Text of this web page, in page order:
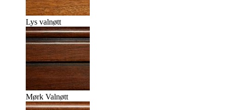
Lys valnøtt
Mørk Valnøtt